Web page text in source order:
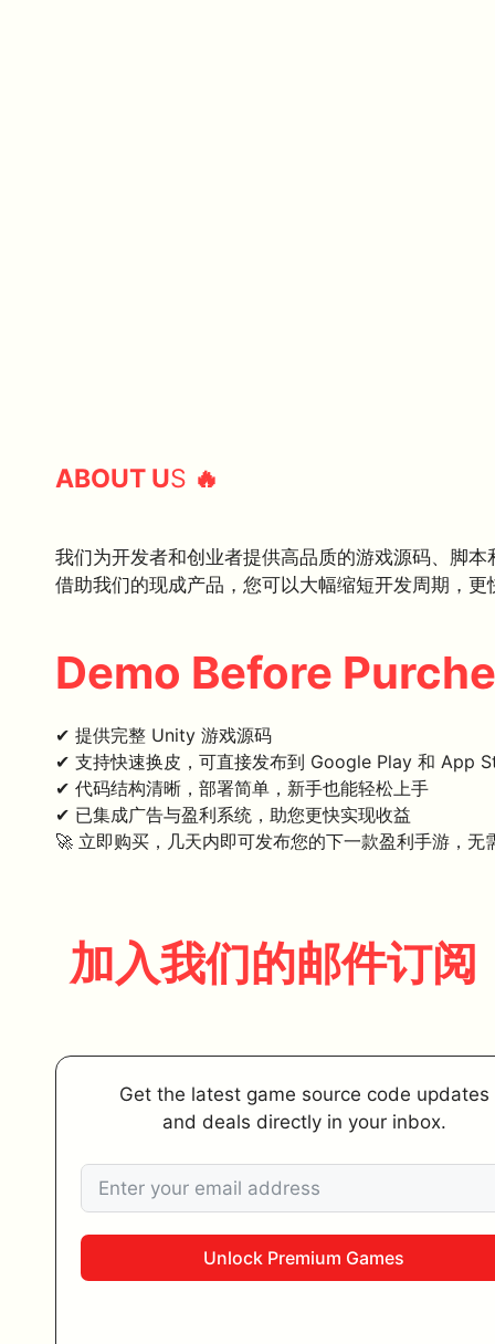
ABOUT US 🔥
我们为开发者和创业者提供高品质的游戏源码、脚
借助我们的现成产品，您可以大幅缩短开发周期，
Demo Before
✔ 提供完整 Unity 游戏源码
✔ 支持快速换皮，可直接发布到 Google Play 和 App
✔ 代码结构清晰，部署简单，新手也能轻松上手
✔ 已集成广告与盈利系统，助您更快实现收益
🚀 立即购买，几天内即可发布您的下一款盈利手游，无
加入我们的邮件订阅
Get the latest game source code updates
and deals directly in your inbox.
Unlock Premium Games